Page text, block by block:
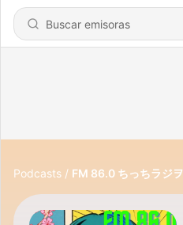
Podcasts FM 86.0 ちっちラジヲ